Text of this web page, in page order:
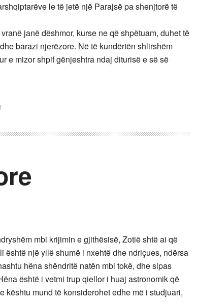
le të jetë një Parajsë pa shenjtorë të
janë dëshmor, kurse ne që shpëtuam, duhet të
barazi njerëzore. Në të kundërtën shlirshëm
e mizor shpif gënjeshtra ndaj diturisë e së së
mbi krijimin e gjithësisë, Zotië shtë ai që
një yllë shumë i nxehtë dhe ndriçues, ndërsa
hëna shëndritë natën mbi tokë, dhe sipas
është i vetmi trup qiellor i huaj astronomik që
kështu mund të konsiderohet edhe më i studjuari,